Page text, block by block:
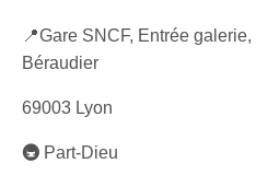
📍Gare SNCF, Entrée
Béraudier
69003 Lyon
🚇 Part-Dieu